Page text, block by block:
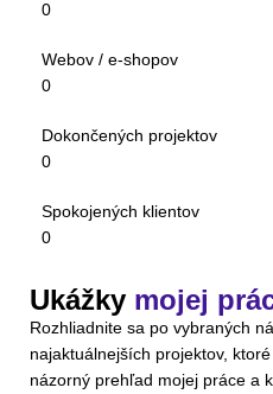
0
Webov / e-shopov
0
Dokončených projektov
0
Spokojených klientov
0
Ukážky mojej
Rozhliadnite sa po vybraných
najaktuálnejších projektov,
názorný prehľad mojej práce a